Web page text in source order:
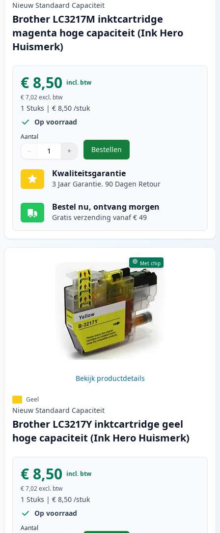
Nieuw Standaard Capaciteit
Brother LC3217M inktcartridge
magenta hoge capaciteit (Ink Hero
Huismerk)
€ 8,50 incl. btw
€ 7,02excl. btw
1 Stuks | € 8,50 /stuk
Op voorraad
Aantal
Gebruik de knoppen om aan te passen
− +
1
Bestellen
,Brother LC3217M inktcartridge
Kwaliteitsgarantie
3 Jaar Garantie. 90 Dagen Retour
Bestel nu, ontvang morgen
Gratis verzending vanaf € 49
Met chip
Bekijk productdetails
Geel
Nieuw Standaard Capaciteit
Brother LC3217Y inktcartridge geel
hoge capaciteit (Ink Hero Huismerk)
€ 8,50 incl. btw
€ 7,02excl. btw
1 Stuks | € 8,50 /stuk
Op voorraad
Aantal